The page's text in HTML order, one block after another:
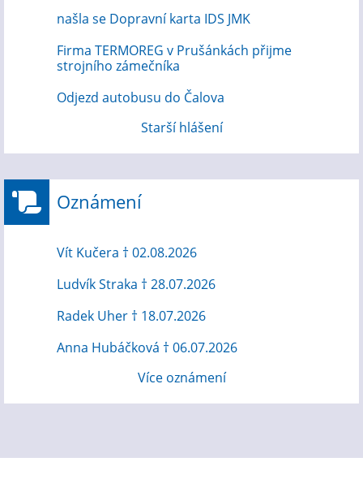
našla se Dopravní karta IDS JMK
Firma TERMOREG v Prušánkách přijme
strojního zámečníka
Odjezd autobusu do Čalova
Starší hlášení
Oznámení
Vít Kučera † 02.08.2026
Ludvík Straka † 28.07.2026
Radek Uher † 18.07.2026
Anna Hubáčková † 06.07.2026
Více oznámení